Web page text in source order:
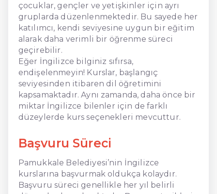
çocuklar, gençler ve yetişkinler için ayrı
gruplarda düzenlenmektedir. Bu sayede her
katılımcı, kendi seviyesine uygun bir eğitim
alarak daha verimli bir öğrenme süreci
geçirebilir.
Eğer İngilizce bilginiz sıfırsa,
endişelenmeyin! Kurslar, başlangıç
seviyesinden itibaren dil öğretimini
kapsamaktadır. Aynı zamanda, daha önce bir
miktar İngilizce bilenler için de farklı
düzeylerde kurs seçenekleri mevcuttur.
Başvuru Süreci
Pamukkale Belediyesi’nin İngilizce
kurslarına başvurmak oldukça kolaydır.
Başvuru süreci genellikle her yıl belirli